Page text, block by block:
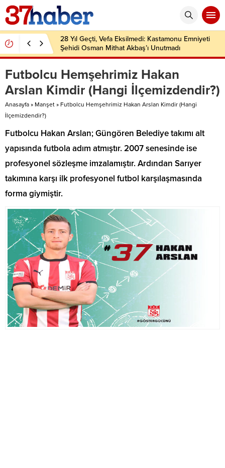
28 Yıl Geçti, Vefa Eksilmedi: Kastamonu Emniyeti
Şehidi Osman Mithat Akbaş’ı Unutmadı
Futbolcu Hemşehrimiz Hakan
Arslan Kimdir (Hangi İlçemizdendir?)
Anasayfa » Manşet » Futbolcu Hemşehrimiz Hakan Arslan Kimdir (Hangi
İlçemizdendir?)
Futbolcu Hakan Arslan; Güngören Belediye takımı alt
yapısında futbola adım atmıştır. 2007 senesinde ise
profesyonel sözleşme imzalamıştır. Ardından Sarıyer
takımına karşı ilk profesyonel futbol karşılaşmasında
forma giymiştir.